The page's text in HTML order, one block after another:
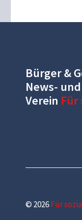
Bürger &
News-
Verein Für
© 2026Für